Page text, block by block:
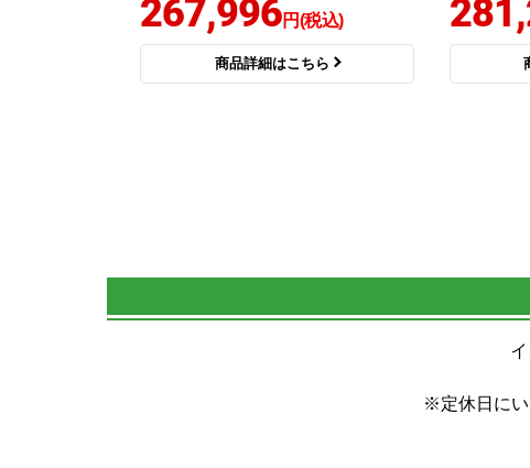
267,996円(税込)
商品詳細はこちら
※定休日にい